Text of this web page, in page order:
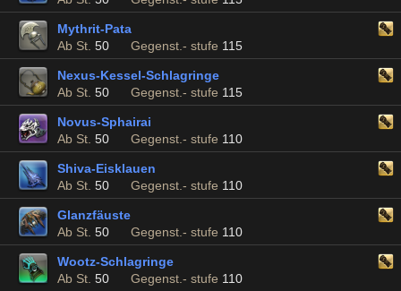
Mythrit-Pata
Ab St. 50 Gegenst.- stufe 115
Nexus-Kessel-Schlagringe
Ab St. 50 Gegenst.- stufe 115
Novus-Sphairai
Ab St. 50 Gegenst.- stufe 110
Shiva-Eisklauen
Ab St. 50 Gegenst.- stufe 110
Glanzfäuste
Ab St. 50 Gegenst.- stufe 110
Wootz-Schlagringe
Ab St. 50 Gegenst.- stufe 110